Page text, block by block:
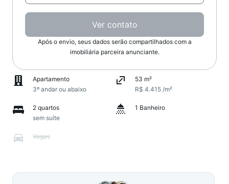
Ver contato
Após o envio, seus dados serão compartilhados com a
imobiliária parceira anunciante.
Apartamento
3º andar ou abaixo
53 m²
R$ 4.415 /m²
2 quartos
sem suíte
1 Banheiro
Vagas